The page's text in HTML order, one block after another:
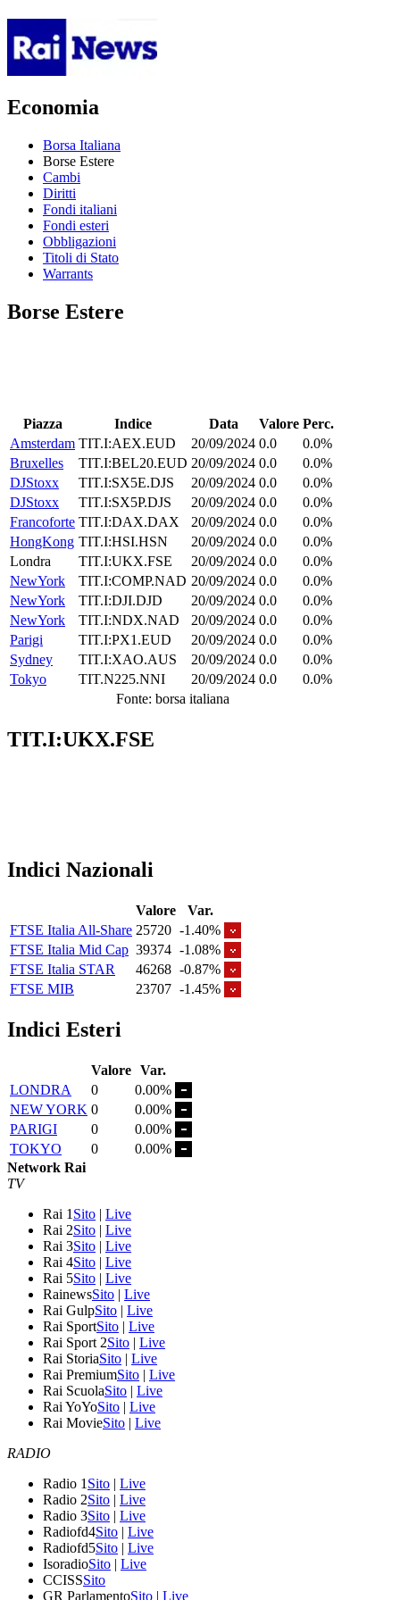
Economia
Borsa Italiana
Borse Estere
Cambi
Diritti
Fondi italiani
Fondi esteri
Obbligazioni
Titoli di Stato
Warrants
Borse Estere
Piazza Indice Data Valore Perc.
Amsterdam TIT.I:AEX.EUD 20/09/2024 0.0
0.0%
Bruxelles
TIT.I:BEL20.EUD 20/09/2024 0.0
0.0%
DJStoxx
TIT.I:SX5E.DJS 20/09/2024 0.0
0.0%
DJStoxx
TIT.I:SX5P.DJS 20/09/2024 0.0
0.0%
Francoforte TIT.I:DAX.DAX 20/09/2024 0.0
0.0%
HongKong TIT.I:HSI.HSN 20/09/2024 0.0
0.0%
Londra
TIT.I:UKX.FSE 20/09/2024 0.0
0.0%
NewYork
TIT.I:COMP.NAD 20/09/2024 0.0
0.0%
NewYork
TIT.I:DJI.DJD 20/09/2024 0.0
0.0%
NewYork
TIT.I:NDX.NAD 20/09/2024 0.0
0.0%
Parigi
TIT.I:PX1.EUD 20/09/2024 0.0
0.0%
Sydney
TIT.I:XAO.AUS 20/09/2024 0.0
0.0%
Tokyo
TIT.N225.NNI 20/09/2024 0.0
0.0%
Fonte: borsa italiana
TIT.I:UKX.FSE
Indici Nazionali
Valore
Var.
FTSE Italia All-Share 25720 -1.40%
FTSE Italia Mid Cap 39374 -1.08%
FTSE Italia STAR
46268 -0.87%
FTSE MIB
23707 -1.45%
Indici Esteri
Valore Var.
LONDRA
0
0.00%
NEW YORK 0
0.00%
PARIGI
0
0.00%
TOKYO
0
0.00%
Network Rai
TV
Rai 1 Sito | Live
Rai 2Sito | Live
Rai 3Sito | Live
Rai 4Sito | Live
Rai 5Sito | Live
RainewsSito | Live
Rai GulpSito | Live
Rai SportSito | Live
Rai Sport 2Sito | Live
Rai StoriaSito | Live
Rai PremiumSito | Live
Rai ScuolaSito | Live
Rai YoYoSito | Live
Rai MovieSito | Live
RADIO
Radio 1 Sito | Live
Radio 2Sito | Live
Radio 3Sito | Live
Radiofd4Sito | Live
Radiofd5Sito | Live
IsoradioSito | Live
CCISSSito
GR ParlamentoSito | Live